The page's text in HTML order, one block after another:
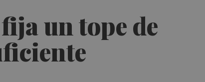
un tope de